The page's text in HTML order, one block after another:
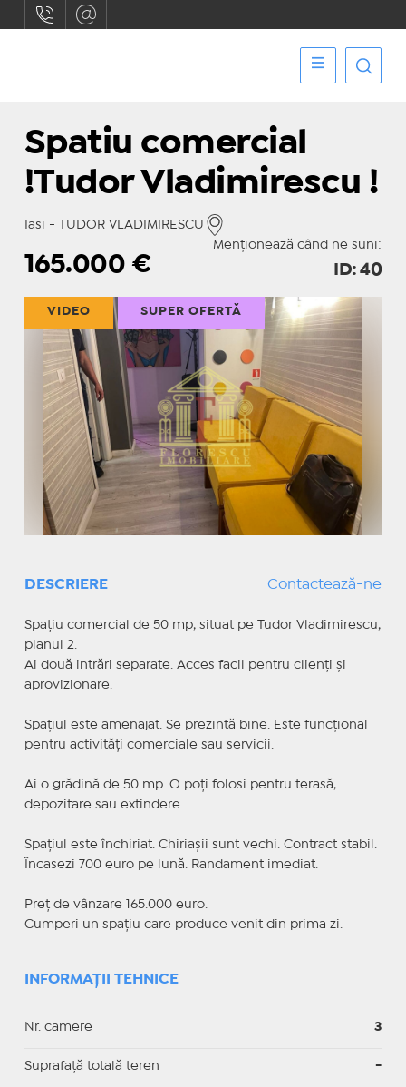
Spatiu comercial
!Tudor Vladimirescu !
Iasi - TUDOR VLADIMIRESCU
Menționează când ne suni:
165.000 € ID: 40
VIDEO SUPER OFERTĂ
DESCRIERE Contactează-ne
Spațiu comercial de 50 mp, situat pe Tudor Vladimirescu,
planul 2.
Ai două intrări separate. Acces facil pentru clienți și
aprovizionare.
Spațiul este amenajat. Se prezintă bine. Este funcțional
pentru activități comerciale sau servicii.
Ai o grădină de 50 mp. O poți folosi pentru terasă,
depozitare sau extindere.
Spațiul este închiriat. Chiriașii sunt vechi. Contract stabil.
Încasezi 700 euro pe lună. Randament imediat.
Preț de vânzare 165.000 euro.
Cumperi un spațiu care produce venit din prima zi.
INFORMAȚII TEHNICE
Nr. camere 3
Suprafață totală teren -